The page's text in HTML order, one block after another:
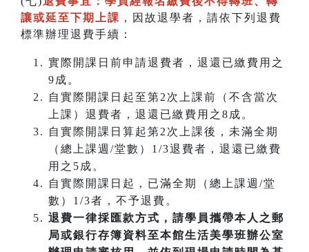
讓或延至下期上課 ，因故退學者，請依下列退費
標準辦理退費手續：
實際開課日前申請退費者，退還已繳費用之
9成。
自實際開課日起至第2次上課前（不含當次
上課）退費者，退還已繳費用之8成。
自實際開課日算起第2次上課後，未滿全期
（總上課週/堂數）1/3退費者，退還已繳費
用之5成。
自實際開課日起，已滿全期（總上課週/堂
數）1/3者，不予退費。
退費一律採匯款方式，請學員攜帶本人之郵
局或銀行存簿資料至本館生活美學班辦公室